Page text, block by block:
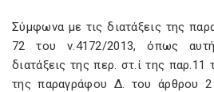
Σύμφωνα με τις διατάξεις της
72 του ν.4172/2013, όπως
διατάξεις της περ. στ.ί της
της παραγράφου Δ. του άρθρου